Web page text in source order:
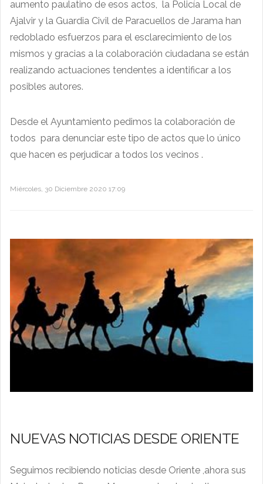
aumento paulatino de esos actos, la Policía Local de
Ajalvir y la Guardia Civil de Paracuellos de Jarama han
redoblado esfuerzos para el esclarecimiento de los
mismos y gracias a la colaboración ciudadana se están
realizando actuaciones tendentes a identificar a los
posibles autores.
Desde el Ayuntamiento pedimos la colaboración de
todos para denunciar este tipo de actos que lo único
que hacen es perjudicar a todos los vecinos .
Miércoles, 30 Diciembre 2020 17:09
NUEVAS NOTICIAS DESDE ORIENTE
Seguimos recibiendo noticias desde Oriente ,ahora sus